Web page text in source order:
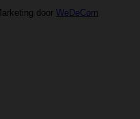
door WeDeCom